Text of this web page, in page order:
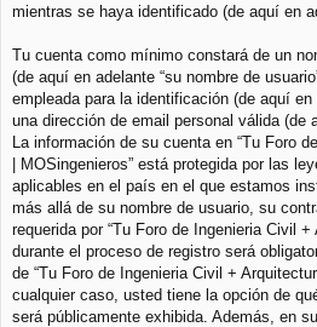
mientras se haya identificado (de aquí en
Tu cuenta como mínimo constará de un
(de aquí en adelante “su nombre de
empleada para la identificación (de aquí en
una dirección de email personal válida (de
La información de su cuenta en “Tu Foro
| MOSingenieros” está protegida por las
aplicables en el país en el que estamos
más allá de su nombre de usuario, su
requerida por “Tu Foro de Ingenieria Civil
durante el proceso de registro será
de “Tu Foro de Ingenieria Civil +
cualquier caso, usted tiene la opción de
será públicamente exhibida. Además, en